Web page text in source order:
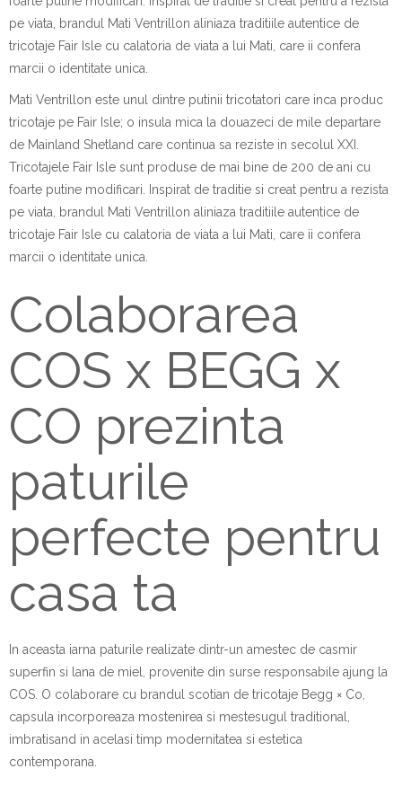
pe viata, brandul Mati Ventrillon aliniaza traditiile autentice de
tricotaje Fair Isle cu calatoria de viata a lui Mati, care ii confera
marcii o identitate unica.
Mati Ventrillon este unul dintre putinii tricotatori care inca produc
tricotaje pe Fair Isle; o insula mica la douazeci de mile departare
de Mainland Shetland care continua sa reziste in secolul XXI.
Tricotajele Fair Isle sunt produse de mai bine de 200 de ani cu
foarte putine modificari. Inspirat de traditie si creat pentru a rezista
pe viata, brandul Mati Ventrillon aliniaza traditiile autentice de
tricotaje Fair Isle cu calatoria de viata a lui Mati, care ii confera
marcii o identitate unica.
Colaborarea
COS x BEGG x
CO prezinta
paturile
perfecte pentru
casa ta
In aceasta iarna paturile realizate dintr-un amestec de casmir
superfin si lana de miel, provenite din surse responsabile ajung la
COS. O colaborare cu brandul scotian de tricotaje Begg × Co,
capsula incorporeaza mostenirea si mestesugul traditional,
imbratisand in acelasi timp modernitatea si estetica
contemporana.